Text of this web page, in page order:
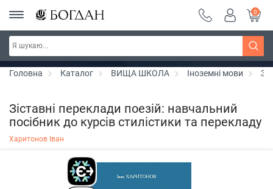
РОЗПРОДАЖ ~ 150 грн ~ 200 грн ~ 250 грн ~
300 грн ~ РОЗПРОДАЖ
Дізнатись більше
0
Головна Каталог ВИЩА ШКОЛА Іноземні мови
Зіставні переклади поезій: навчальний
посібник до курсів стилістики та перекладу
Харитонов Іван